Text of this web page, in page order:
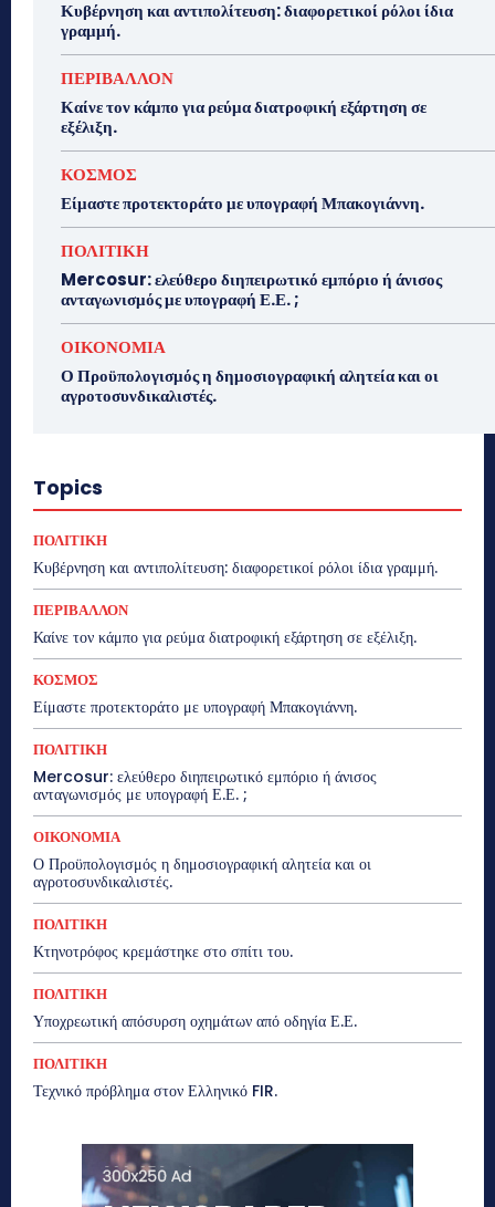
Κυβέρνηση και αντιπολίτευση: διαφορετικοί ρόλοι ίδια
γραμμή.
ΠΕΡΙΒΑΛΛΟΝ
Καίνε τον κάμπο για ρεύμα διατροφική εξάρτηση σε
εξέλιξη.
ΚΟΣΜΟΣ
Είμαστε προτεκτοράτο με υπογραφή Μπακογιάννη.
ΠΟΛΙΤΙΚΗ
Mercosur: ελεύθερο διηπειρωτικό εμπόριο ή άνισος
ανταγωνισμός με υπογραφή Ε.Ε. ;
ΟΙΚΟΝΟΜΙΑ
Ο Προϋπολογισμός η δημοσιογραφική αλητεία και οι
αγροτοσυνδικαλιστές.
Topics
ΠΟΛΙΤΙΚΗ
Κυβέρνηση και αντιπολίτευση: διαφορετικοί ρόλοι ίδια γραμμή.
ΠΕΡΙΒΑΛΛΟΝ
Καίνε τον κάμπο για ρεύμα διατροφική εξάρτηση σε εξέλιξη.
ΚΟΣΜΟΣ
Είμαστε προτεκτοράτο με υπογραφή Μπακογιάννη.
ΠΟΛΙΤΙΚΗ
Mercosur: ελεύθερο διηπειρωτικό εμπόριο ή άνισος
ανταγωνισμός με υπογραφή Ε.Ε. ;
ΟΙΚΟΝΟΜΙΑ
Ο Προϋπολογισμός η δημοσιογραφική αλητεία και οι
αγροτοσυνδικαλιστές.
ΠΟΛΙΤΙΚΗ
Κτηνοτρόφος κρεμάστηκε στο σπίτι του.
ΠΟΛΙΤΙΚΗ
Υποχρεωτική απόσυρση οχημάτων από οδηγία Ε.Ε.
ΠΟΛΙΤΙΚΗ
Τεχνικό πρόβλημα στον Ελληνικό FIR.